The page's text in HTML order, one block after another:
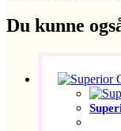
Du kunne